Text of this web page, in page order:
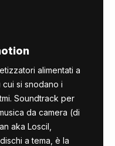
alimentati a
si snodano i
Soundtrack per
da camera (di
aka Loscil,
a tema, è la